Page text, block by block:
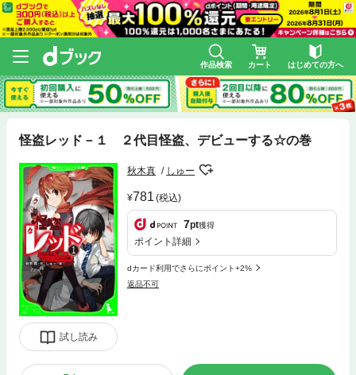
作品検索 カート はじめての方へ
怪盗レッド－１ ２代目怪盗、デビューする☆の巻
試し読み
秋木真 しゅー
781 (税込)
7pt獲得
ポイント詳細
dカード利用でさらにポイント+2%
返品不可